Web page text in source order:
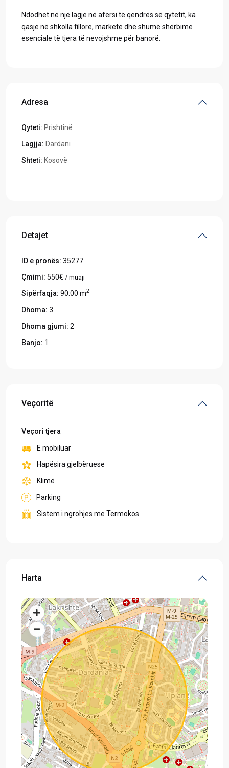
Ndodhet në një lagje në afërsi të qendrës së qytetit, ka
qasje në shkolla fillore, markete dhe shumë shërbime
esenciale të tjera të nevojshme për banorë.
Adresa
Qyteti: Prishtinë
Lagjja: Dardani
Shteti: Kosovë
Detajet
ID e pronës: 35277
Çmimi: 550€ / muaji
Sipërfaqja: 90.00 m2
Dhoma: 3
Dhoma gjumi: 2
Banjo: 1
Veçoritë
Veçori tjera
E mobiluar
Hapësira gjelbëruese
Klimë
Parking
Sistem i ngrohjes me Termokos
Harta